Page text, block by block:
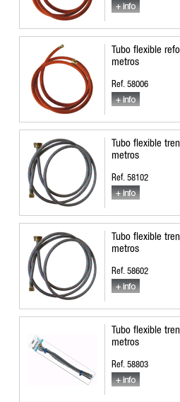
Tubo flexible
metros
Ref. 58006
Tubo flexible
metros
Ref. 58102
Tubo flexible
metros
Ref. 58602
Tubo flexible
metros
Ref. 58803